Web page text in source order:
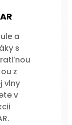
a
s
z
vlny
v